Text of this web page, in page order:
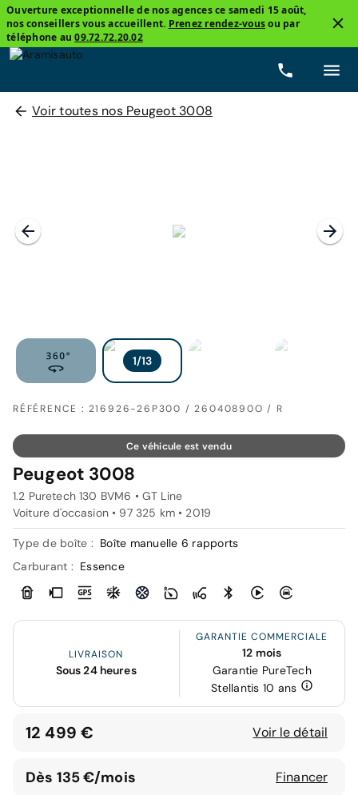
Ouverture exceptionnelle de nos agences ce samedi 15 août,
nos conseillers vous accueillent. Prenez rendez-vousou par
téléphone au09.72.72.20.02
Voir toutes nos Peugeot 3008
RÉFÉRENCE : 216926-26P300 / 26040890O / R
Ce véhicule est vendu
Peugeot 3008
1.2 Puretech 130 BVM6 • GT Line
Voiture d'occasion • 97 325 km • 2019
Type de boîte : Boîte manuelle 6 rapports
Carburant : Essence
LIVRAISON
Sous 24 heures
GARANTIE COMMERCIALE
12 mois
Garantie PureTech
Stellantis 10 ans
12 499 € Voir le détail
Dès 135 €/mois Financer